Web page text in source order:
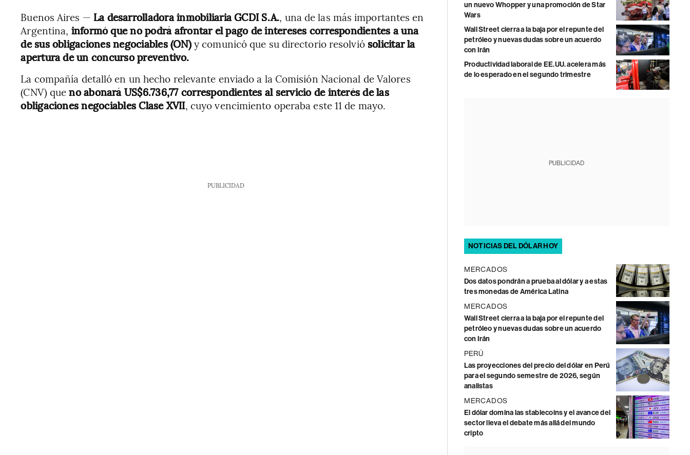
Buenos Aires — La desarrolladora inmobiliaria GCDI S.A., una de las más importantes en
Argentina, informó que no podrá afrontar el pago de intereses correspondientes a una
de sus obligaciones negociables (ON)y comunicó que su directorio resolvió solicitar la
apertura de un concurso preventivo.
La compañía detalló en un hecho relevante enviado a la Comisión Nacional de Valores
(CNV) queno abonará US$6.736,77 correspondientes al servicio de interés de las
obligaciones negociables Clase XVII, cuyo vencimiento operaba este 11 de mayo.
PUBLICIDAD
un nuevo Whopper y una promoción de Star
Wars
Wall Street cierra a la baja por el repunte del
petróleo y nuevas dudas sobre un acuerdo
con Irán
Productividad laboral de EE.UU. acelera más
de lo esperado en el segundo trimestre
PUBLICIDAD
NOTICIAS DEL DÓLAR HOY
MERCADOS
Dos datos pondrán a prueba al dólar y a estas
tres monedas de América Latina
MERCADOS
Wall Street cierra a la baja por el repunte del
petróleo y nuevas dudas sobre un acuerdo
con Irán
PERÚ
Las proyecciones del precio del dólar en Perú
para el segundo semestre de 2026, según
analistas
MERCADOS
El dólar domina las stablecoins y el avance del
sector lleva el debate más allá del mundo
cripto